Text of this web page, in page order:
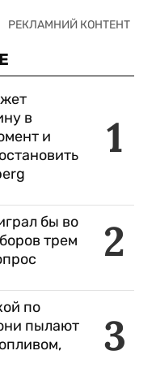
1
в
и
2
бы во
трем
3
по
пылают